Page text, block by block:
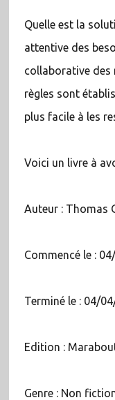
Quelle est la
attentive des
collaborative des
règles sont
plus facile à les
Voici un livre à
Auteur : Thomas
Commencé le :
Terminé le : 04/
Edition :
Genre : Non